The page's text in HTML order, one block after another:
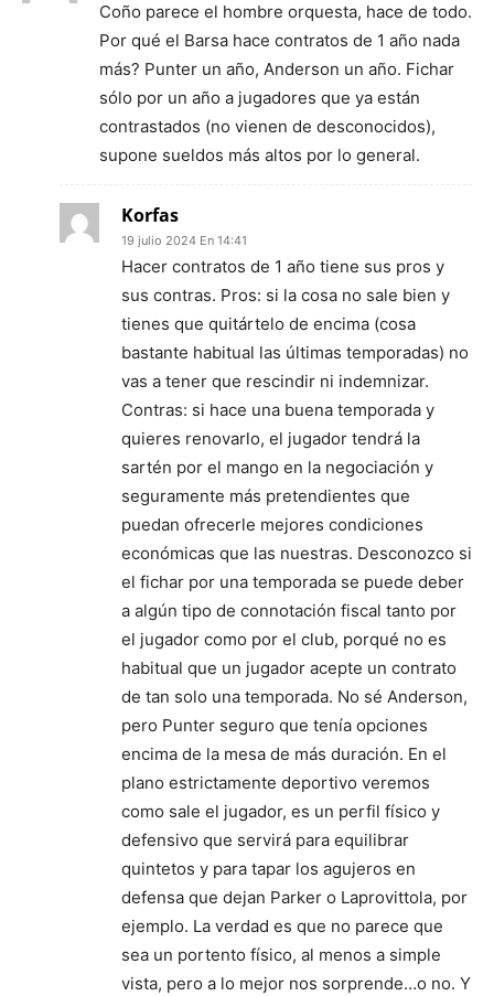
Coño parece el hombre orquesta, hace de todo.
Por qué el Barsa hace contratos de 1 año nada
más? Punter un año, Anderson un año. Fichar
sólo por un año a jugadores que ya están
contrastados (no vienen de desconocidos),
supone sueldos más altos por lo general.
Korfas
19 julio 2024 En 14:41
Hacer contratos de 1 año tiene sus pros y
sus contras. Pros: si la cosa no sale bien y
tienes que quitártelo de encima (cosa
bastante habitual las últimas temporadas) no
vas a tener que rescindir ni indemnizar.
Contras: si hace una buena temporada y
quieres renovarlo, el jugador tendrá la
sartén por el mango en la negociación y
seguramente más pretendientes que
puedan ofrecerle mejores condiciones
económicas que las nuestras. Desconozco si
el fichar por una temporada se puede deber
a algún tipo de connotación fiscal tanto por
el jugador como por el club, porqué no es
habitual que un jugador acepte un contrato
de tan solo una temporada. No sé Anderson,
pero Punter seguro que tenía opciones
encima de la mesa de más duración. En el
plano estrictamente deportivo veremos
como sale el jugador, es un perfil físico y
defensivo que servirá para equilibrar
quintetos y para tapar los agujeros en
defensa que dejan Parker o Laprovittola, por
ejemplo. La verdad es que no parece que
sea un portento físico, al menos a simple
vista, pero a lo mejor nos sorprende…o no. Y